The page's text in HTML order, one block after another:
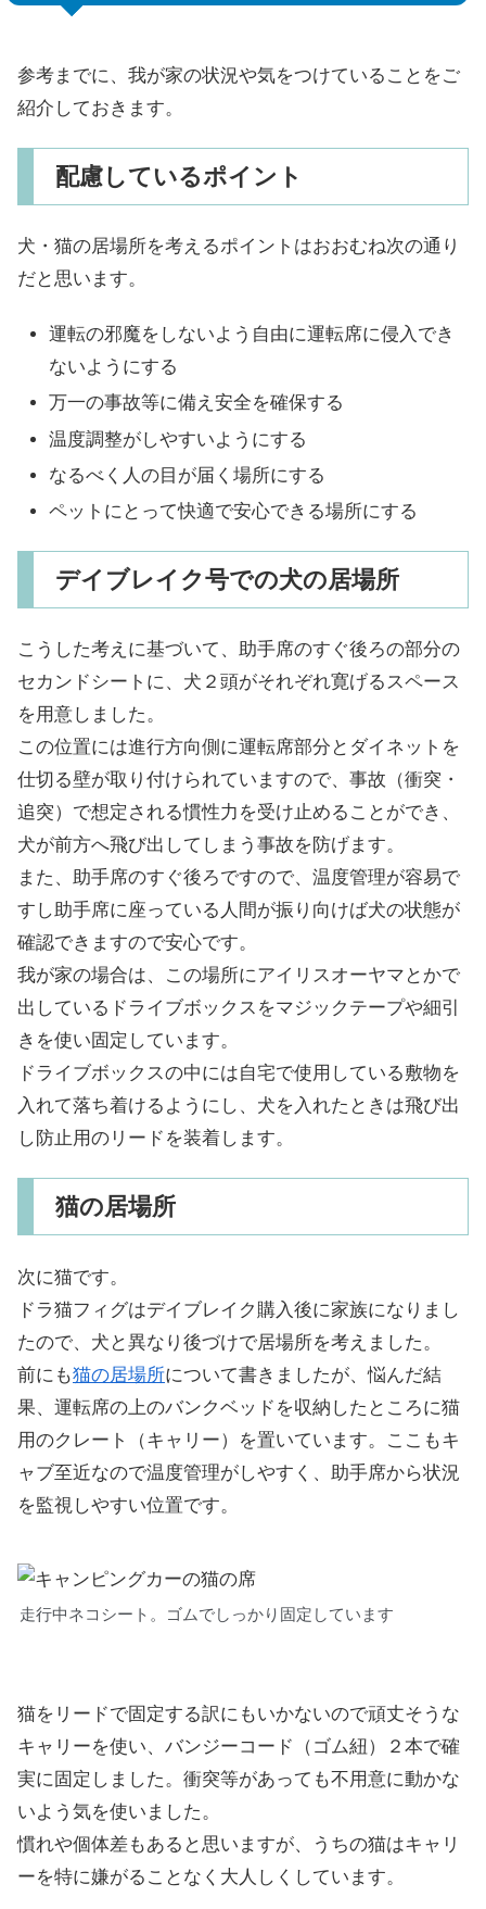
参考までに、我が家の状況や気をつけていることをご
紹介しておきます。
配慮しているポイント
犬・猫の居場所を考えるポイントはおおむね次の通り
だと思います。
運転の邪魔をしないよう自由に運転席に侵入でき
ないようにする
万一の事故等に備え安全を確保する
温度調整がしやすいようにする
なるべく人の目が届く場所にする
ペットにとって快適で安心できる場所にする
デイブレイク号での犬の居場所
こうした考えに基づいて、助手席のすぐ後ろの部分の
セカンドシートに、犬２頭がそれぞれ寛げるスペース
を用意しました。
この位置には進行方向側に運転席部分とダイネットを
仕切る壁が取り付けられていますので、事故（衝突・
追突）で想定される慣性力を受け止めることができ、
犬が前方へ飛び出してしまう事故を防げます。
また、助手席のすぐ後ろですので、温度管理が容易で
すし助手席に座っている人間が振り向けば犬の状態が
確認できますので安心です。
我が家の場合は、この場所にアイリスオーヤマとかで
出しているドライブボックスをマジックテープや細引
きを使い固定しています。
ドライブボックスの中には自宅で使用している敷物を
入れて落ち着けるようにし、犬を入れたときは飛び出
し防止用のリードを装着します。
猫の居場所
次に猫です。
ドラ猫フィグはデイブレイク購入後に家族になりまし
たので、犬と異なり後づけで居場所を考えました。
前にも猫の居場所について書きましたが、悩んだ結
果、運転席の上のバンクベッドを収納したところに猫
用のクレート（キャリー）を置いています。ここもキ
ャブ至近なので温度管理がしやすく、助手席から状況
を監視しやすい位置です。
走行中ネコシート。ゴムでしっかり固定しています
猫をリードで固定する訳にもいかないので頑丈そうな
キャリーを使い、バンジーコード（ゴム紐）２本で確
実に固定しました。衝突等があっても不用意に動かな
いよう気を使いました。
慣れや個体差もあると思いますが、うちの猫はキャリ
ーを特に嫌がることなく大人しくしています。